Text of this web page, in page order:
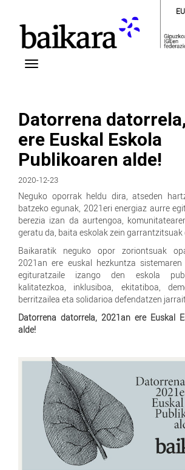
Datorrena
ere Euskal Eskola
Publikoaren alde!
2020-12-23
Neguko oporrak heldu dira, atseden
batzeko egunak, 2021eri energiaz aurre
berezia izan da aurtengoa,
geratu da, baita eskolak zein garrantzitsuak
Baikaratik neguko opor zoriontsuak
2021an ere euskal hezkuntza
egituratzaile izango den eskola
kalitatezkoa, inklusiboa, ekitatiboa,
berritzailea eta solidarioa defendatzen
Datorrena datorrela, 2021an ere Euskal
alde!